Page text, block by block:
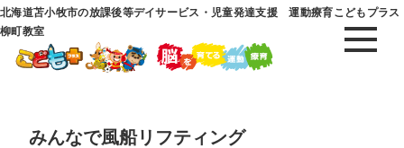
北海道苫小牧市の放課後等デイサービス・児童発達支援 運動療育こどもプラス
柳町教室
みんなで風船リフティング